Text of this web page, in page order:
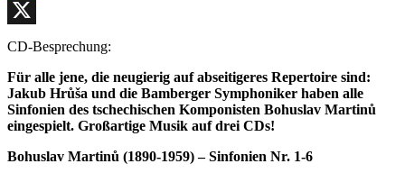
Facebook
X
CD-Besprechung:
Für alle jene, die neugierig auf abseitigeres Repertoire sind:
Jakub Hrůša und die Bamberger Symphoniker haben alle
Sinfonien des tschechischen Komponisten Bohuslav Martinů
eingespielt. Großartige Musik auf drei CDs!
Bohuslav Martinů (1890-1959) – Sinfonien Nr. 1-6